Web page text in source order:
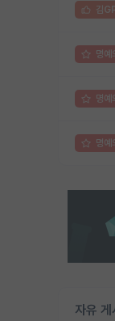
김
명예
명예
명예
자유